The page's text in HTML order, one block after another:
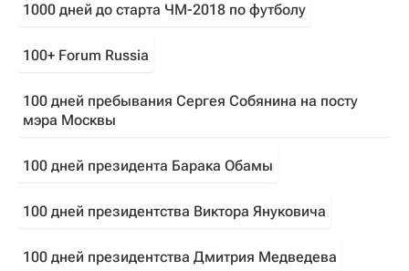
1000 дней до старта ЧМ-2018 по футболу
100+ Forum Russia
100 дней пребывания Сергея Собянина на посту
мэра Москвы
100 дней президента Барака Обамы
100 дней президентства Виктора Януковича
100 дней президентства Дмитрия Медведева